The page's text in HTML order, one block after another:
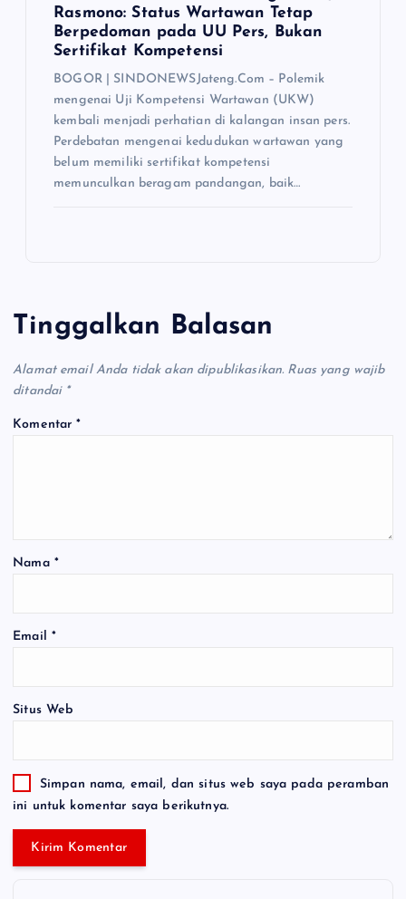
Rasmono: Status Wartawan Tetap
Berpedoman pada UU Pers, Bukan
Sertifikat Kompetensi
BOGOR | SINDONEWSJateng.Com – Polemik
mengenai Uji Kompetensi Wartawan (UKW)
kembali menjadi perhatian di kalangan insan pers.
Perdebatan mengenai kedudukan wartawan yang
belum memiliki sertifikat kompetensi
memunculkan beragam pandangan, baik…
Tinggalkan Balasan
Alamat email Anda tidak akan dipublikasikan. Ruas yang wajib
ditandai *
Komentar*
Nama *
Email *
Situs Web
Simpan nama, email, dan situs web saya pada peramban
ini untuk komentar saya berikutnya.